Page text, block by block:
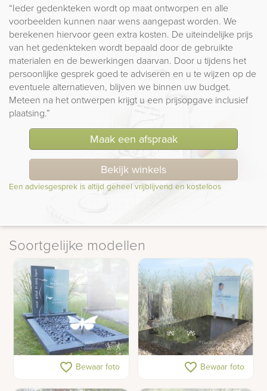
“Ieder gedenkteken wordt op maat ontworpen en alle
voorbeelden kunnen naar wens aangepast worden. We
berekenen hiervoor geen extra kosten. De uiteindelijke prijs
van het gedenkteken wordt bepaald door de gebruikte
materialen en de bewerkingen daarvan. Door u tijdens het
persoonlijke gesprek goed te adviseren en u te wijzen op de
eventuele alternatieven, blijven we binnen uw budget.
Meteen na het ontwerpen krijgt u een prijsopgave inclusief
plaatsing.”
Maak een afspraak
Bekijk winkels
Een adviesgesprek is altijd geheel vrijblijvend en kosteloos
Soortgelijke modellen
Grafsteen met glas
favorite_border Bewaar foto Grafzerk glas
favorite_border Bewaar foto